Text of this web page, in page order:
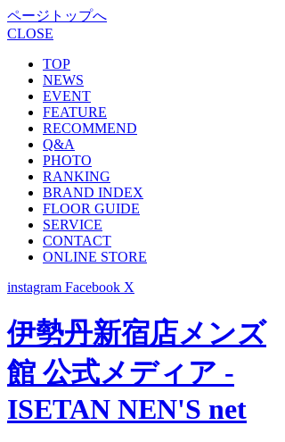
ページトップへ
CLOSE
TOP
NEWS
EVENT
FEATURE
RECOMMEND
Q&A
PHOTO
RANKING
BRAND INDEX
FLOOR GUIDE
SERVICE
CONTACT
ONLINE STORE
instagram Facebook X
伊勢丹新宿店メンズ
館 公式メディア -
ISETAN NEN'S net